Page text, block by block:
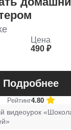
Цена
490 ₽
Подробнее
Рейтинг4.80
видеоурок